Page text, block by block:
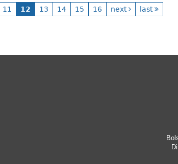
11 12 13 14 15 16 next last